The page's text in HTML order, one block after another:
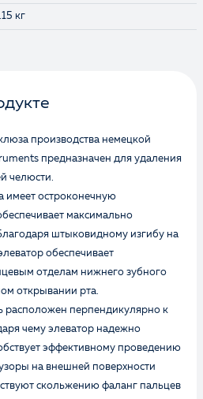
кг
производства немецкой
предназначен для удаления
челюсти.
имеет остроконечную
максимально
штыковидному изгибу на
обеспечивает
отделам нижнего зубного
открывании рта.
расположен перпендикулярно к
чему элеватор надежно
эффективному проведению
на внешней поверхности
скольжению фаланг пальцев